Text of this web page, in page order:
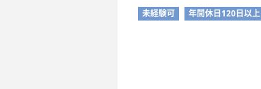
未経験可 年間休日120日以上